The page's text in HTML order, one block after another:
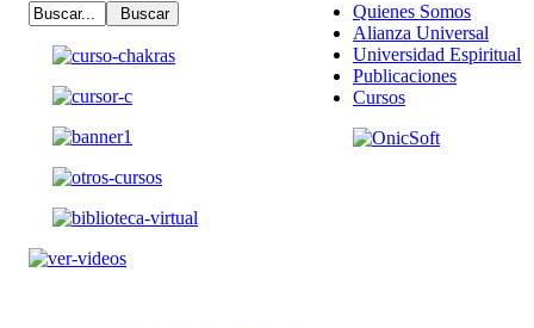
Quienes Somos
Alianza Universal
Universidad Espiritual
Publicaciones
Cursos